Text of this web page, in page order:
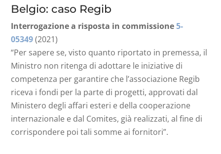
Belgio: caso Regib
Interrogazione a risposta in commissione5-
05349 (2021)
“Per sapere se, visto quanto riportato in premessa, il
Ministro non ritenga di adottare le iniziative di
competenza per garantire che l’associazione Regib
riceva i fondi per la parte di progetti, approvati dal
Ministero degli affari esteri e della cooperazione
internazionale e dal Comites, già realizzati, al fine di
corrispondere poi tali somme ai fornitori”.